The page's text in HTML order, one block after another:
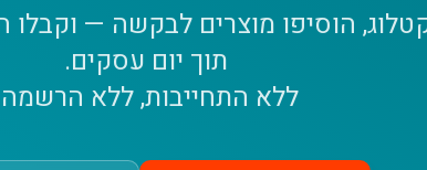
הוסיפו מוצרים לבקשה —
תוך יום עסקים.
ללא התחייבות, ללא